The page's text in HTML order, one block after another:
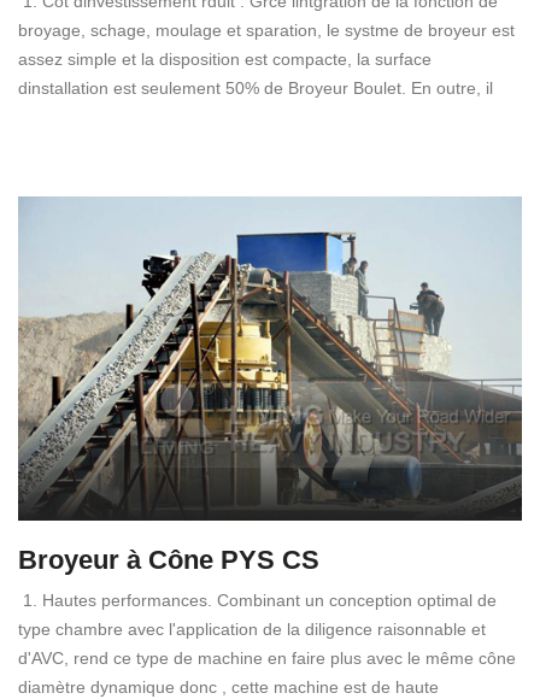
broyage, schage, moulage et sparation, le systme de broyeur est
assez simple et la disposition est compacte, la surface
dinstallation est seulement 50% de Broyeur Boulet. En outre, il
Broyeur à Cône PYS CS
1. Hautes performances. Combinant un conception optimal de
type chambre avec l'application de la diligence raisonnable et
d'AVC, rend ce type de machine en faire plus avec le même cône
diamètre dynamique donc , cette machine est de haute